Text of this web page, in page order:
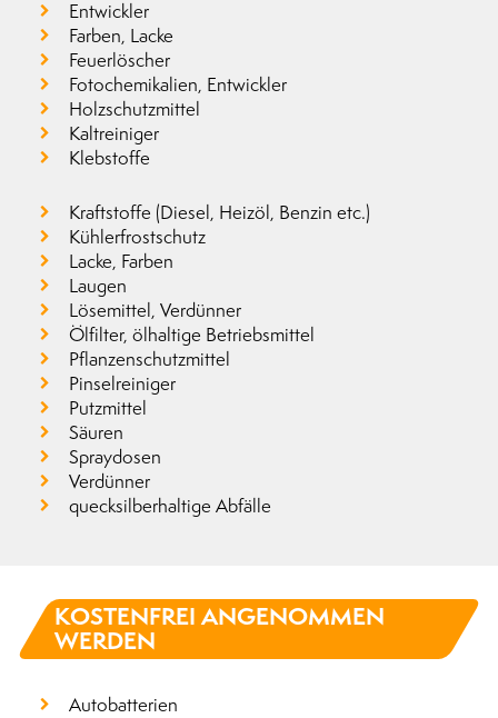
Entwickler
Farben, Lacke
Feuerlöscher
Fotochemikalien, Entwickler
Holzschutzmittel
Kaltreiniger
Klebstoffe
Kraftstoffe (Diesel, Heizöl, Benzin etc.)
Kühlerfrostschutz
Lacke, Farben
Laugen
Lösemittel, Verdünner
Ölfilter, ölhaltige Betriebsmittel
Pflanzenschutzmittel
Pinselreiniger
Putzmittel
Säuren
Spraydosen
Verdünner
quecksilberhaltige Abfälle
KOSTENFREI ANGENOMMEN
WERDEN
Autobatterien